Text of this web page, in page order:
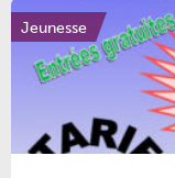
Jeunesse